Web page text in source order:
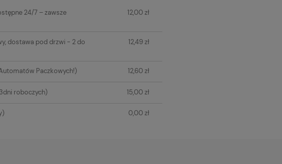
NIE ZAWIERA
24/7 – zawsze
12,00 zł
dostawa pod drzwi - 2 do
12,49 zł
Paczkowych!) 12,60 zł
roboczych) 15,00 zł
0,00 zł